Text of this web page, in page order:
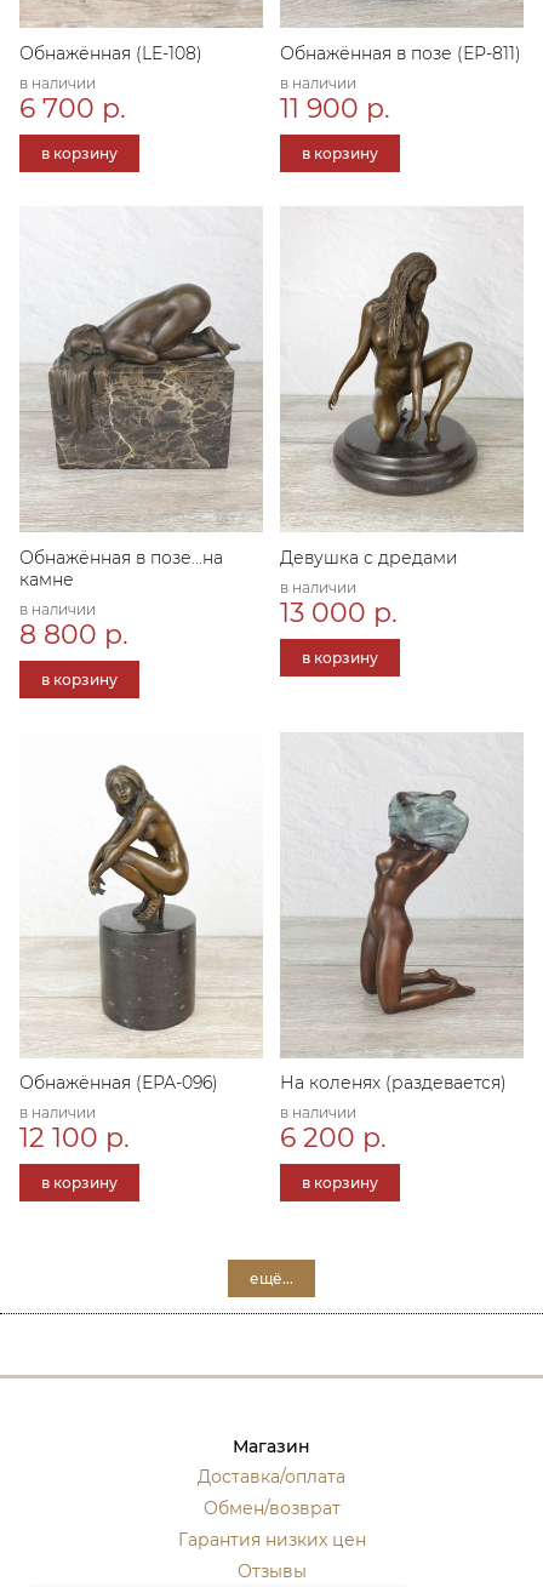
Обнажённая (LE-108)
в наличии
6 700 р.
в корзину
Обнажённая в позе (ЕР-811)
в наличии
11 900 р.
в корзину
Обнажённая в позе...на
камне
в наличии
8 800 р.
в корзину
Девушка с дредами
в наличии
13 000 р.
в корзину
Обнажённая (ЕРА-096)
в наличии
12 100 р.
в корзину
На коленях (раздевается)
в наличии
6 200 р.
в корзину
ещё...
Магазин
Доставка/оплата
Обмен/возврат
Гарантия низких цен
Отзывы